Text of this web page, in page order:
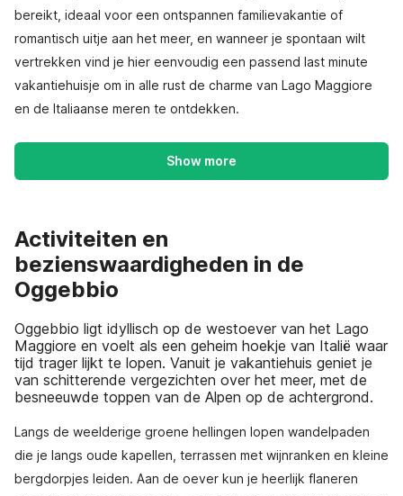
bereikt, ideaal voor een ontspannen familievakantie of
romantisch uitje aan het meer, en wanneer je spontaan wilt
vertrekken vind je hier eenvoudig een passend last minute
vakantiehuisje om in alle rust de charme van Lago Maggiore
en de Italiaanse meren te ontdekken.
Show more
Activiteiten en
bezienswaardigheden in de
Oggebbio
Oggebbio ligt idyllisch op de westoever van het Lago
Maggiore en voelt als een geheim hoekje van Italië waar
tijd trager lijkt te lopen. Vanuit je vakantiehuis geniet je
van schitterende vergezichten over het meer, met de
besneeuwde toppen van de Alpen op de achtergrond.
Langs de weelderige groene hellingen lopen wandelpaden
die je langs oude kapellen, terrassen met wijnranken en kleine
bergdorpjes leiden. Aan de oever kun je heerlijk flaneren